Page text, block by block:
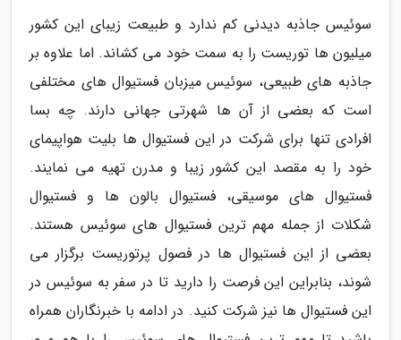
سوئیس جاذبه دیدنی کم ندارد و طبیعت زیبای این کشور
میلیون ها توریست را به سمت خود می کشاند. اما علاوه بر
جاذبه های طبیعی، سوئیس میزبان فستیوال های مختلفی
است که بعضی از آن ها شهرتی جهانی دارند. چه بسا
افرادی تنها برای شرکت در این فستیوال ها بلیت هواپیمای
خود را به مقصد این کشور زیبا و مدرن تهیه می نمایند.
فستیوال های موسیقی، فستیوال بالون ها و فستیوال
شکلات از جمله مهم ترین فستیوال های سوئیس هستند.
بعضی از این فستیوال ها در فصول پرتوریست برگزار می
شوند، بنابراین این فرصت را دارید تا در سفر به سوئیس در
این فستیوال ها نیز شرکت کنید. در ادامه با خبرنگاران همراه